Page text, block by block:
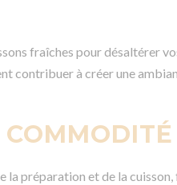
fraîches pour désaltérer
contribuer à créer une
la préparation et de la cuisson,